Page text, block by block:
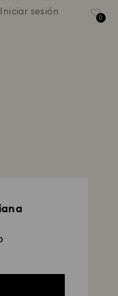
Iniciar sesión
0